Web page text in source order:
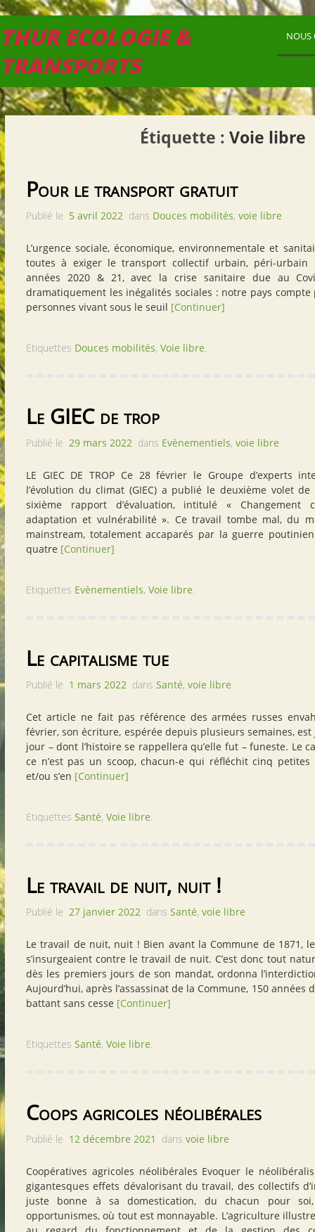
THUR ECOLOGIE &
TRANSPORTS
NOUS
Étiquette : Voie libre
Pour le transport gratuit
Publié le 5 avril 2022 dans Douces mobilités, voie libre
L’urgence sociale, économique, environnementale et
toutes à exiger le transport collectif urbain, péri-
années 2020 & 21, avec la crise sanitaire due au
dramatiquement les inégalités sociales : notre pays
personnes vivant sous le seuil [Continuer]
Etiquettes Douces mobilités, Voie libre.
Le GIEC de trop
Publié le 29 mars 2022 dans Evènementiels, voie libre
LE GIEC DE TROP Ce 28 février le Groupe d’experts
l’évolution du climat (GIEC) a publié le deuxième volet
sixième rapport d’évaluation, intitulé « Changement
adaptation et vulnérabilité ». Ce travail tombe mal, du
mainstream, totalement accaparés par la guerre
quatre [Continuer]
Etiquettes Evènementiels, Voie libre.
Le capitalisme tue
Publié le 1 mars 2022 dans Santé, voie libre
Cet article ne fait pas référence des armées russes
février, son écriture, espérée depuis plusieurs semaines, est
jour – dont l’histoire se rappellera qu’elle fut – funeste. Le
ce n’est pas un scoop, chacun-e qui réfléchit cinq
et/ou s’en [Continuer]
Etiquettes Santé, Voie libre.
Le travail de nuit, nuit !
Publié le 27 janvier 2022 dans Santé, voie libre
Le travail de nuit, nuit ! Bien avant la Commune de 1871,
s’insurgeaient contre le travail de nuit. C’est donc tout
dès les premiers jours de son mandat, ordonna
Aujourd’hui, après l’assassinat de la Commune, 150 années
battant sans cesse [Continuer]
Etiquettes Santé, Voie libre.
Coops agricoles néolibérales
Publié le 12 décembre 2021 dans voie libre
Coopératives agricoles néolibérales Evoquer le
gigantesques effets dévalorisant du travail, des collectifs
juste bonne à sa domestication, du chacun pour
opportunismes, où tout est monnayable. L’agriculture